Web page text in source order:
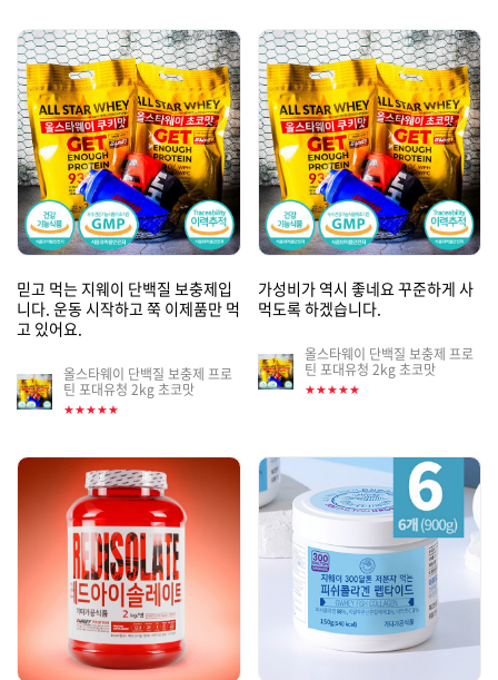
네
일
네
일
믿고 먹는 지웨이 단백질 보충제입
니다. 운동 시작하고 쭉 이제품만 먹
고 있어요.
게
시
네
일
올스타웨이 단백질 보충제 프로
틴 포대유청 2kg 초코맛
★★★★★
가성비가 역시 좋네요 꾸준하게 사
먹도록 하겠습니다.
게
시
네
올스타웨이 단백질 보충제 프로
틴 포대유청 2kg 초코맛
★★★★★